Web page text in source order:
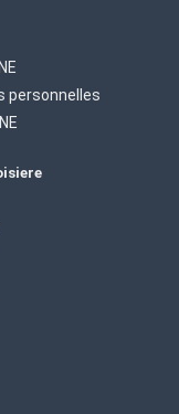
personnelles